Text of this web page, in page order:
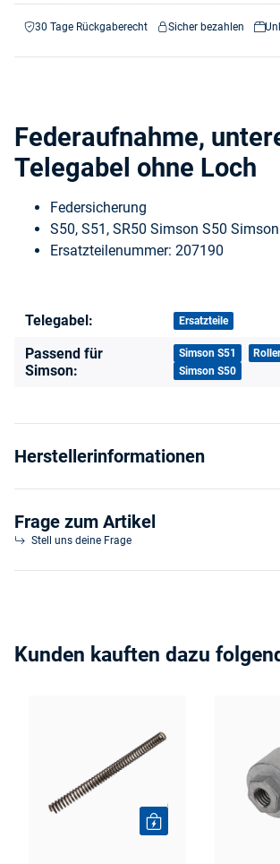
30 Tage Rückgaberecht Sicher bezahlen
Federaufnahme,
Telegabel ohne Loch
Federsicherung
S50, S51, SR50 Simson S50
Ersatzteilenummer: 207190
Produkteigenschaft
Wert
Telegabel: Ersatzteile
Passend für
Simson:
Simson S51
Simson S50
Herstellerinformationen
Frage zum Artikel
Stell uns deine Frage
Kunden kauften dazu